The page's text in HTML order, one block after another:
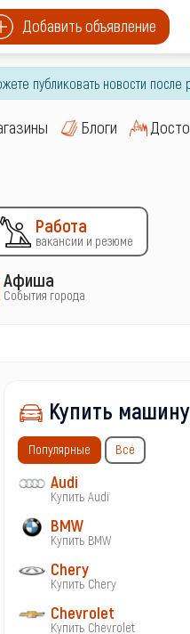
Добавить объявление
публиковать новости после
Блоги
Работа
вакансии и резюме
Афиша
События города
Купить машину
Популярные Все
Audi
Купить Audi
BMW
Купить BMW
Chery
Купить Chery
Chevrolet
Купить Chevrolet